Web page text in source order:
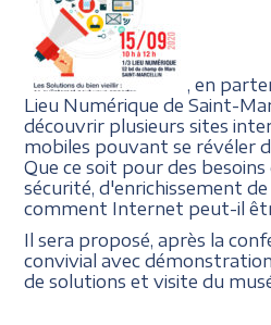
, en
Lieu Numérique de Saint-
découvrir plusieurs sites
mobiles pouvant se révéler
Que ce soit pour des
sécurité, d'enrichissement de
comment Internet peut-il
Il sera proposé, après la
convivial avec
de solutions et visite du